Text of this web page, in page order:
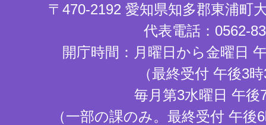
〒470-2192 愛知県知多郡東浦町
代表電話：0562-
開庁時間：月曜日から金曜日
（最終受付 午後3
毎月第3水曜日 午後
（一部の課のみ。最終受付 午